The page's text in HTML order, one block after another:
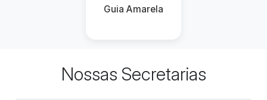
Guia Amarela
Nossas Secretarias